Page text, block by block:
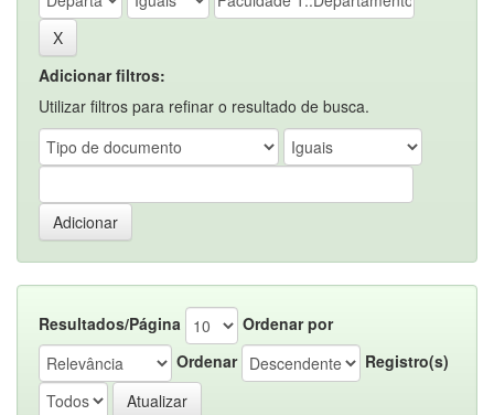
Adicionar filtros:
Utilizar filtros para refinar o resultado de busca.
Resultados/Página
Ordenar por
Ordenar
Registro(s)